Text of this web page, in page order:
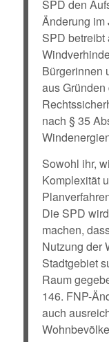
SPD den
Änderung im
SPD
Bürgerinnen
aus
nach § 35
Sowohl ihr,
Komplexität
Die SPD
machen,
Nutzung der
Stadtgebiet
Raum
146. FNP-
auch